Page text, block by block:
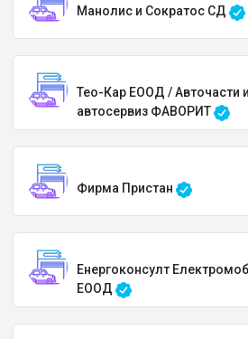
Манолис и Сократос СД
Тео-Кар ЕООД / Авточасти и
автосервиз ФАВОРИТ
Фирма Пристан
Енергоконсулт
ЕООД